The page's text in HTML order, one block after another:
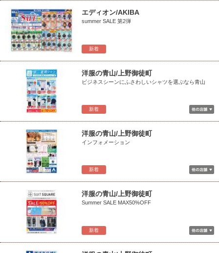
新着
エディオン/AKIBA
summer SALE 第2弾
新着
洋服の青山/上野御徒町
ビジネスシーンにふさわしいシャツを選ぶなら青山
新着
洋服の青山/上野御徒町
インフォメーション
新着
洋服の青山/上野御徒町
Summer SALE MAX50%OFF